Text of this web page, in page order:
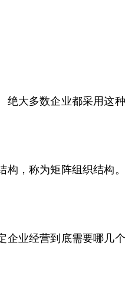
大多数企业都采用这种
，称为矩阵组织结构。
业经营到底需要哪几